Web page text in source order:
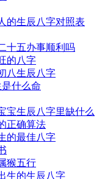
的生辰八字对照表
十五办事顺利吗
的八字
八生辰八字
什么命
宝生辰八字里缺什么
正确算法
的最佳八字
猴五行
生的生辰八字